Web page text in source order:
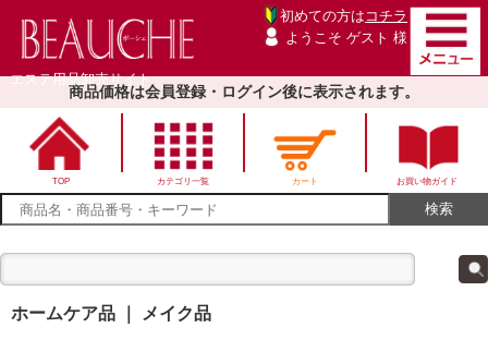
エステ用品卸売サイト
初めての方は コチラ
ようこそ ゲスト 様
商品価格は会員登録・ログイン後に表示されます。
TOP カテゴリ一覧 カート お買い物ガイド
ホームケア品 ｜ メイク品